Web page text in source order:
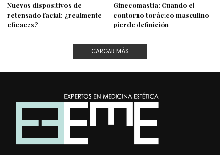
Nuevos dispositivos de
retensado facial: ¿realmente
eficaces?
Ginecomastia: Cuando el
contorno torácico masculino
pierde definición
CARGAR MÁS